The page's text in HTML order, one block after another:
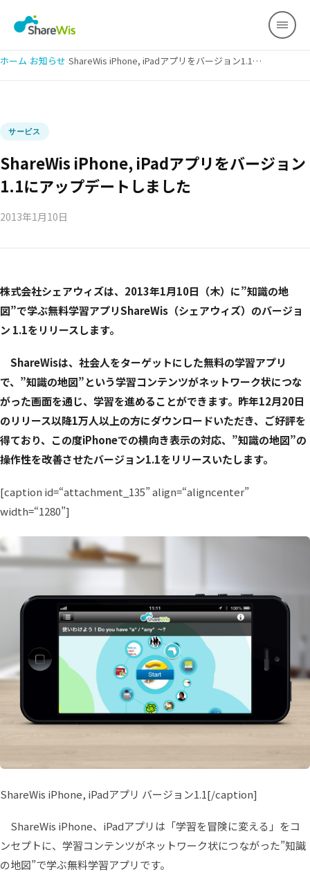
ホーム お知らせ ShareWis iPhone, iPadアプリをバージョン1.1にアップデートしました
サービス
ShareWis iPhone, iPadアプリをバージョン
1.1にアップデートしました
2013年1月10日
株式会社シェアウィズは、2013年1月10日（木）に”知識の地
図”で学ぶ無料学習アプリShareWis（シェアウィズ）のバージョ
ン 1.1をリリースします。
ShareWisは、社会人をターゲットにした無料の学習アプリ
で、”知識の地図”という学習コンテンツがネットワーク状につな
がった画面を通じ、学習を進めることができます。昨年12月20日
のリリース以降1万人以上の方にダウンロードいただき、ご好評を
得ており、この度iPhoneでの横向き表示の対応、”知識の地図”の
操作性を改善させたバージョン1.1をリリースいたします。
[caption id=“attachment_135” align=“aligncenter”
width=“1280”]
ShareWis iPhone, iPadアプリ バージョン1.1[/caption]
ShareWis iPhone、iPadアプリは「学習を冒険に変える」をコ
ンセプトに、学習コンテンツがネットワーク状につながった”知識
の地図”で学ぶ無料学習アプリです。